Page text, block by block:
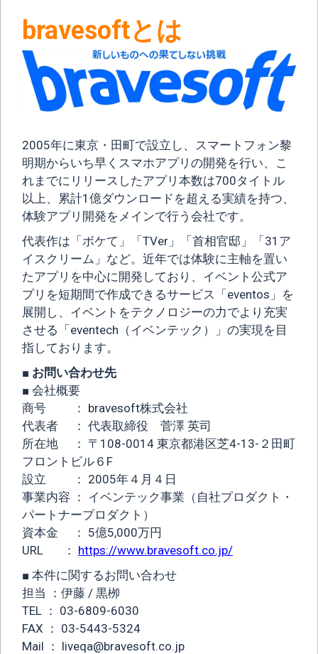
bravesoftとは
2005年に東京・田町で設立し、スマートフォン黎
明期からいち早くスマホアプリの開発を行い、こ
れまでにリリースしたアプリ本数は700タイトル
以上、累計1億ダウンロードを超える実績を持つ、
体験アプリ開発をメインで行う会社です。
代表作は「ボケて」「TVer」「首相官邸」「31ア
イスクリーム」など。近年では体験に主軸を置い
たアプリを中心に開発しており、イベント公式ア
プリを短期間で作成できるサービス「eventos」を
展開し、イベントをテクノロジーの力でより充実
させる「eventech（イベンテック）」の実現を目
指しております。
■ お問い合わせ先
■ 会社概要
商号 ： bravesoft株式会社
代表者 ： 代表取締役 菅澤 英司
所在地 ： 〒108-0014 東京都港区芝4-13-２田町
フロントビル６F
設立 ： 2005年４月４日
事業内容 ： イベンテック事業（自社プロダクト・
パートナープロダクト）
資本金 ： 5億5,000万円
URL ： https://www.bravesoft.co.jp/
■ 本件に関するお問い合わせ
担当 ：伊藤 / 黒栁
TEL ： 03-6809-6030
FAX ： 03-5443-5324
Mail ： liveqa@bravesoft.co.jp